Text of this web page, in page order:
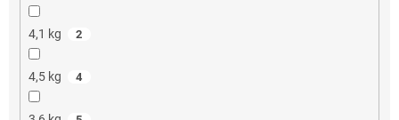
4,1 kg 2
4,5 kg 4